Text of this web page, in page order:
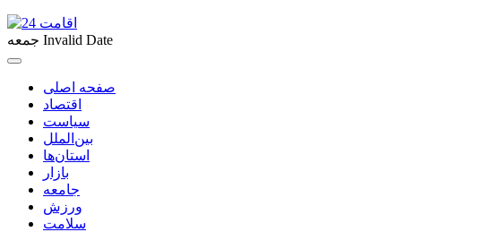
جمعه Invalid Date
صفحه اصلی
اقتصاد
سیاست
بین‌الملل
استان‌ها
بازار
جامعه
ورزش
سلامت